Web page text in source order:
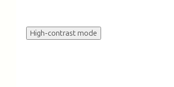
High-contrast mode